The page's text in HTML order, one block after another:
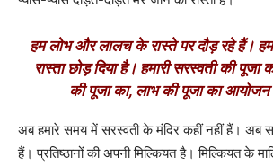
हम लोभ और लालच के रास्ते पर दौड़ रहे हैं।
रास्ता छोड़ दिया है। हमारी सरस्वती की
की पूजा का, लाभ की पूजा का आयोजन
अब हमारे समय में सरस्वती के मंदिर कहीं नहीं हैं। अब
हैं। प्रतिष्ठानों की अपनी मिल्कियत है। मिल्कियत के